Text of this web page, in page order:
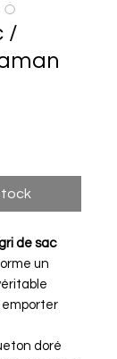
/
de sac
un
emporter
doré